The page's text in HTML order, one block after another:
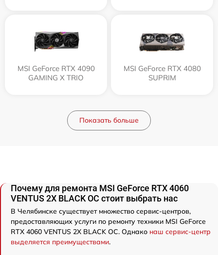
MSI GeForce RTX 4090
GAMING X TRIO
MSI GeForce RTX 4080
SUPRIM
Показать больше
Почему для ремонта MSI GeForce RTX 4060
VENTUS 2X BLACK OC стоит выбрать нас
В Челябинске существует множество сервис-центров,
предоставляющих услуги по ремонту техники MSI GeForce
RTX 4060 VENTUS 2X BLACK OC. Однако наш сервис-центр
выделяется преимуществами.